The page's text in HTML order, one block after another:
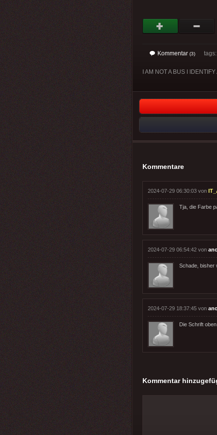
Kommentar (3) tags:
I AM NOT A BUS I
Kommentare
2024-07-29 06:30:03 von
Tja, die Farbe
2024-07-29 06:54:42 von
Schade, bisher
2024-07-29 18:37:45 von
Die Schrift
Kommentar